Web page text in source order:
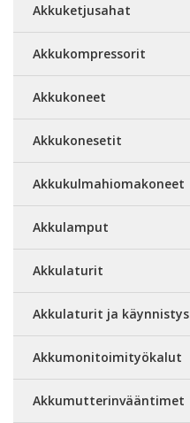
Akkuketjusahat
Akkukompressorit
Akkukoneet
Akkukonesetit
Akkukulmahiomakoneet
Akkulamput
Akkulaturit
Akkulaturit ja käynnistys
Akkumonitoimityökalut
Akkumutterinvääntimet